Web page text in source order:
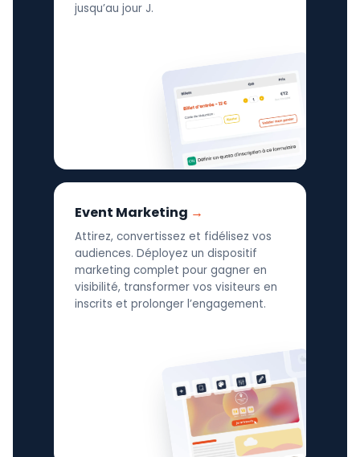
jusqu’au jour J.
Event Marketing
Attirez, convertissez et fidélisez vos
audiences. Déployez un dispositif
marketing complet pour gagner en
visibilité, transformer vos visiteurs en
inscrits et prolonger l’engagement.